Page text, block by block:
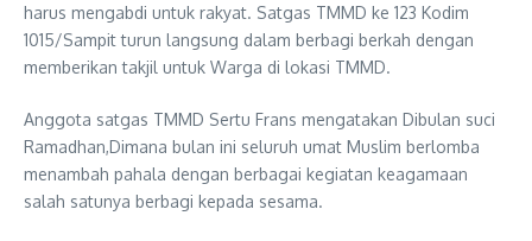
harus mengabdi untuk rakyat. Satgas TMMD ke 123 Kodim
1015/Sampit turun langsung dalam berbagi berkah dengan
memberikan takjil untuk Warga di lokasi TMMD.
Anggota satgas TMMD Sertu Frans mengatakan Dibulan suci
Ramadhan,Dimana bulan ini seluruh umat Muslim berlomba
menambah pahala dengan berbagai kegiatan keagamaan
salah satunya berbagi kepada sesama.